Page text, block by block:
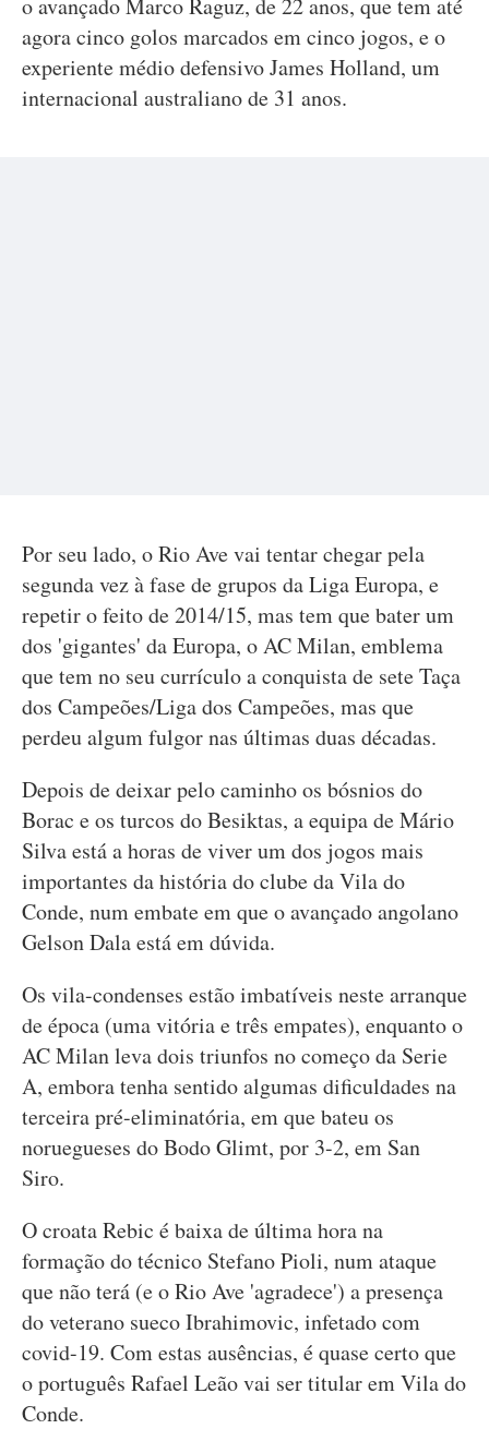
o avançado Marco Raguz, de 22 anos, que tem até
agora cinco golos marcados em cinco jogos, e o
experiente médio defensivo James Holland, um
internacional australiano de 31 anos.
Por seu lado, o Rio Ave vai tentar chegar pela
segunda vez à fase de grupos da Liga Europa, e
repetir o feito de 2014/15, mas tem que bater um
dos 'gigantes' da Europa, o AC Milan, emblema
que tem no seu currículo a conquista de sete Taça
dos Campeões/Liga dos Campeões, mas que
perdeu algum fulgor nas últimas duas décadas.
Depois de deixar pelo caminho os bósnios do
Borac e os turcos do Besiktas, a equipa de Mário
Silva está a horas de viver um dos jogos mais
importantes da história do clube da Vila do
Conde, num embate em que o avançado angolano
Gelson Dala está em dúvida.
Os vila-condenses estão imbatíveis neste arranque
de época (uma vitória e três empates), enquanto o
AC Milan leva dois triunfos no começo da Serie
A, embora tenha sentido algumas dificuldades na
terceira pré-eliminatória, em que bateu os
noruegueses do Bodo Glimt, por 3-2, em San
Siro.
O croata Rebic é baixa de última hora na
formação do técnico Stefano Pioli, num ataque
que não terá (e o Rio Ave 'agradece') a presença
do veterano sueco Ibrahimovic, infetado com
covid-19. Com estas ausências, é quase certo que
o português Rafael Leão vai ser titular em Vila do
Conde.